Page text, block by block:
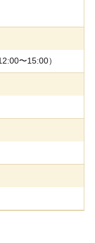
〜15:00）